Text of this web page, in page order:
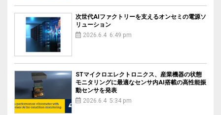
次世代AIファクトリーを支えるオンセミの電源ソ
リューション
2026.6.4 6:49 pm
STマイクロエレクトロニクス、産業機器の状態
モニタリングに最適なセンサ内AI搭載の高性能振
動センサを発表
2026.6.4 5:34 pm